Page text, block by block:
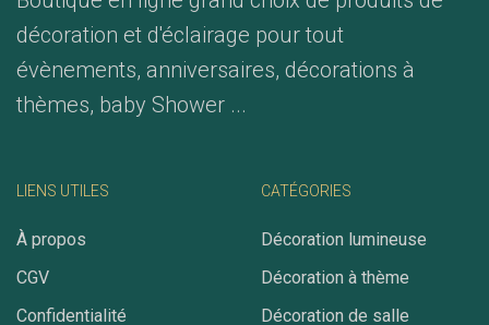
décoration et d'éclairage pour tout
évènements, anniversaires, décorations à
thèmes, baby Shower ...
LIENS UTILES
À propos
CGV
Confidentialité
CATÉGORIES
Décoration lumineuse
Décoration à thème
Décoration de salle